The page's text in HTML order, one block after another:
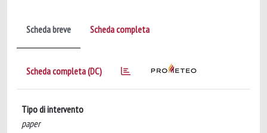
Scheda breve Scheda completa
Scheda completa (DC)
Tipo di intervento
paper